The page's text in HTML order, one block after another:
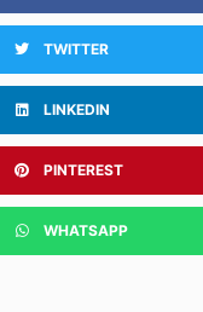
TWITTER
LINKEDIN
PINTEREST
WHATSAPP